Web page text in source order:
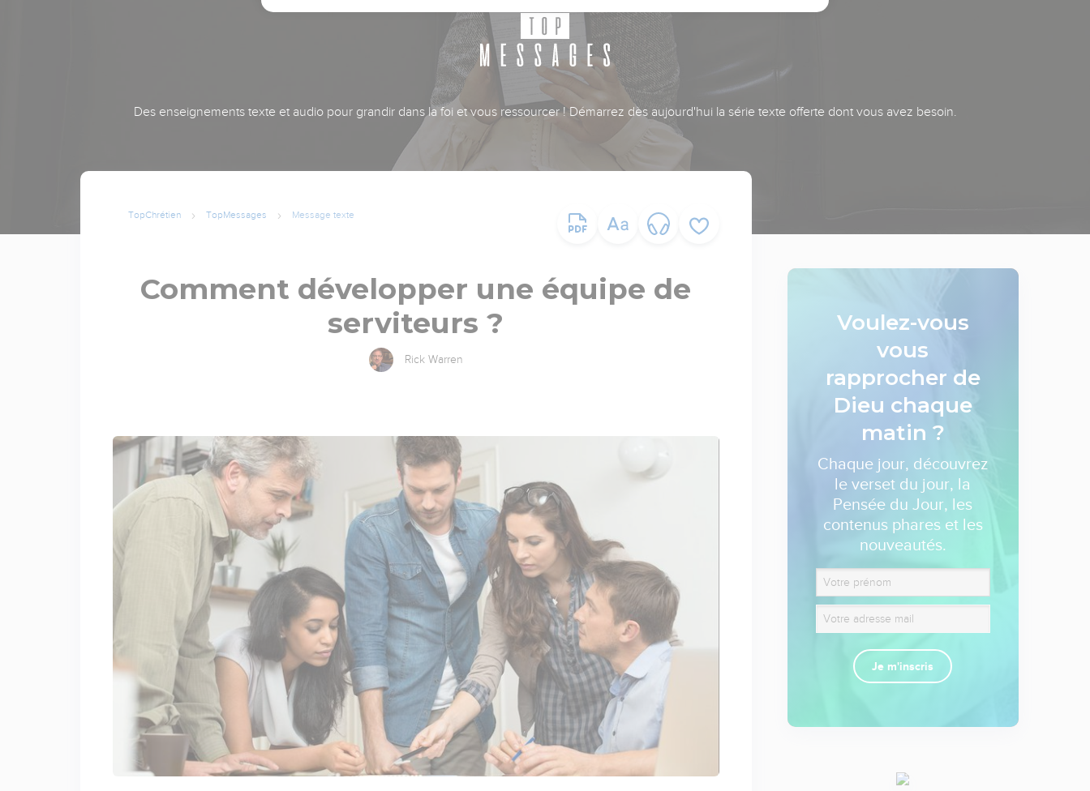
Des enseignements texte et audio pour grandir dans la foi et vous ressourcer ! Démarrez dès aujourd'hui la série texte offerte dont vous avez besoin.
TopChrétien TopMessages Message texte
Comment développer une équipe de
serviteurs ?
Rick Warren
Voulez-vous
vous
rapprocher de
Dieu chaque
matin ?
Chaque jour, découvrez
le verset du jour, la
Pensée du Jour, les
contenus phares et les
nouveautés.
Je m'inscris